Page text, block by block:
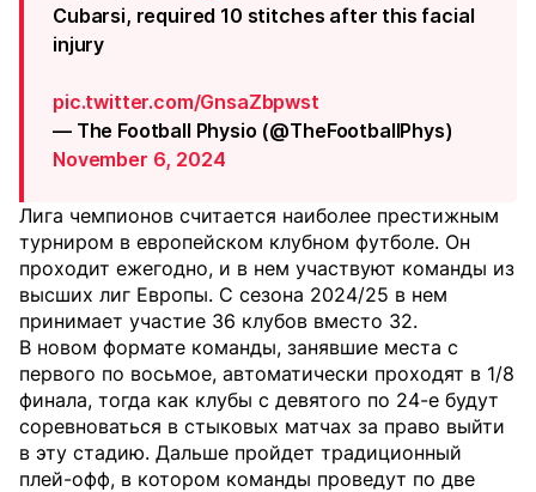
Cubarsi, required 10 stitches after this facial
injury
pic.twitter.com/GnsaZbpwst
— The Football Physio (@TheFootballPhys)
November 6, 2024
Лига чемпионов считается наиболее престижным
турниром в европейском клубном футболе. Он
проходит ежегодно, и в нем участвуют команды из
высших лиг Европы. С сезона 2024/25 в нем
принимает участие 36 клубов вместо 32.
В новом формате команды, занявшие места с
первого по восьмое, автоматически проходят в 1/8
финала, тогда как клубы с девятого по 24-е будут
соревноваться в стыковых матчах за право выйти
в эту стадию. Дальше пройдет традиционный
плей-офф, в котором команды проведут по две